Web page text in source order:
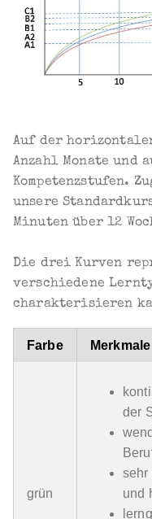
Auf der
Anzahl Monate und
Kompetenzstufen.
unsere
Minuten über 12
Die drei Kurven
verschiedene
charakterisieren
Farbe
grün
der
sehr
und